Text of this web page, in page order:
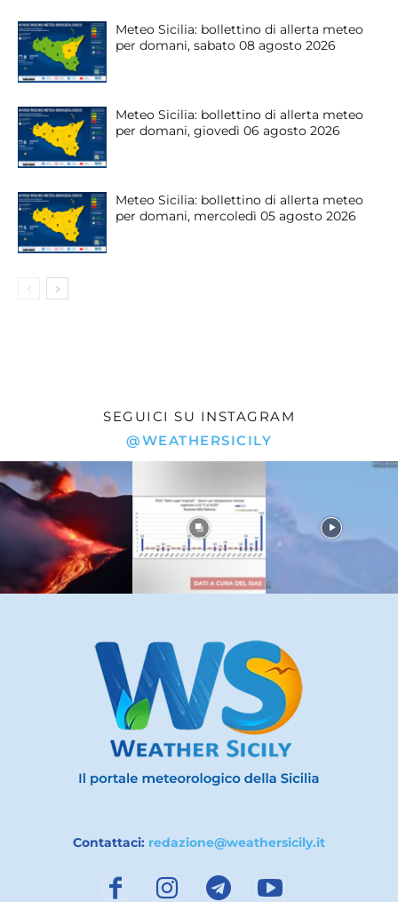
Meteo Sicilia: bollettino di allerta meteo
per domani, sabato 08 agosto 2026
Meteo Sicilia: bollettino di allerta meteo
per domani, giovedì 06 agosto 2026
Meteo Sicilia: bollettino di allerta meteo
per domani, mercoledì 05 agosto 2026
SEGUICI SU INSTAGRAM
@WEATHERSICILY
Contattaci: redazione@weathersicily.it